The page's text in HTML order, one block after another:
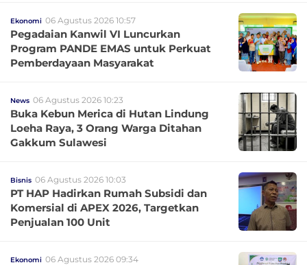
Ekonomi 06 Agustus 2026 10:57
Pegadaian Kanwil VI Luncurkan
Program PANDE EMAS untuk Perkuat
Pemberdayaan Masyarakat
News 06 Agustus 2026 10:23
Buka Kebun Merica di Hutan Lindung
Loeha Raya, 3 Orang Warga Ditahan
Gakkum Sulawesi
Bisnis 06 Agustus 2026 10:03
PT HAP Hadirkan Rumah Subsidi dan
Komersial di APEX 2026, Targetkan
Penjualan 100 Unit
Ekonomi 06 Agustus 2026 09:34